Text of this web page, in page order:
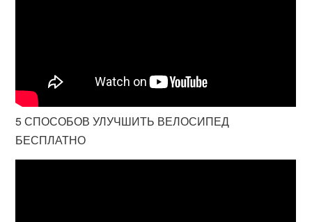
5 СПОСОБОВ УЛУЧШИТЬ ВЕЛОСИПЕД
БЕСПЛАТНО